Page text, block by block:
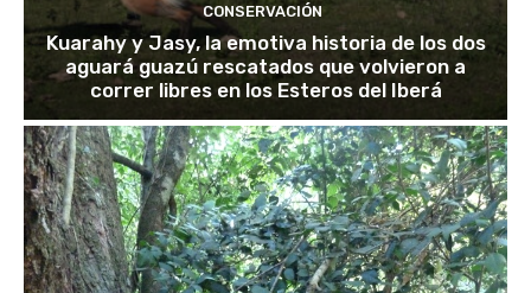
CONSERVACIÓN
Kuarahy y Jasy, la emotiva historia de los dos
aguará guazú rescatados que volvieron a
correr libres en los Esteros del Iberá